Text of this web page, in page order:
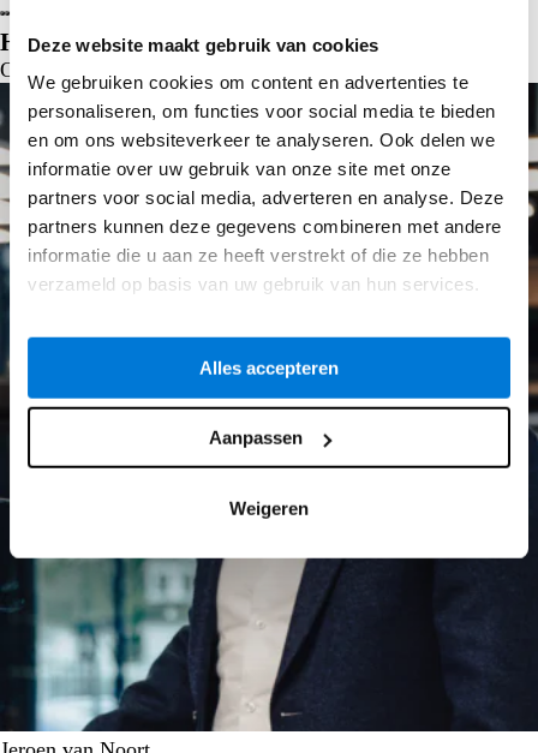
Deze website maakt gebruik van cookies
We gebruiken cookies om content en advertenties te
personaliseren, om functies voor social media te bieden
en om ons websiteverkeer te analyseren. Ook delen we
informatie over uw gebruik van onze site met onze
partners voor social media, adverteren en analyse. Deze
partners kunnen deze gegevens combineren met andere
informatie die u aan ze heeft verstrekt of die ze hebben
verzameld op basis van uw gebruik van hun services.
Alles accepteren
Aanpassen
Weigeren
Heb je hulp nodig?
Onze medewerkers staan voor je klaar!